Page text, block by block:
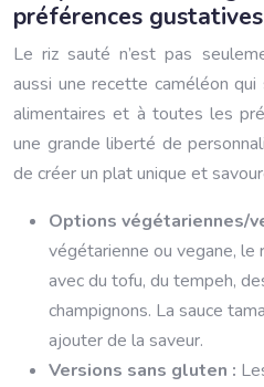
préférences gustatives
Le riz sauté n’est pas
aussi une recette caméléon
alimentaires et à toutes les
une grande liberté de
de créer un plat unique et
Options végétariennes/
végétarienne ou vegane,
avec du tofu, du tempeh,
champignons. La sauce
ajouter de la saveur.
Versions sans gluten :